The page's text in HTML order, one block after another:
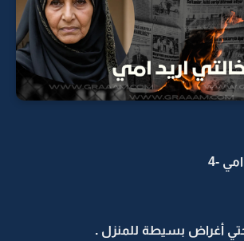
-4
أغراض بسيطة للمنزل .